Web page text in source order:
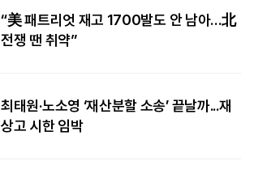
“美 패트리엇 재고 1700발도 안 남아…北
전쟁 땐 취약”
최태원·노소영 ‘재산분할 소송’ 끝날까...재
상고 시한 임박